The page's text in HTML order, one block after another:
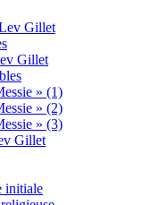
Gillet
Gillet
» (1)
» (2)
» (3)
Gillet
initiale